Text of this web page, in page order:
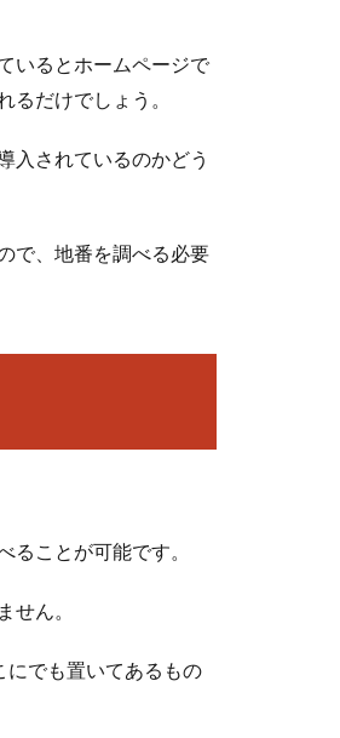
いるとホームページで
だけでしょう。
入されているのかどう
で、地番を調べる必要
ことが可能です。
せん。
にでも置いてあるもの